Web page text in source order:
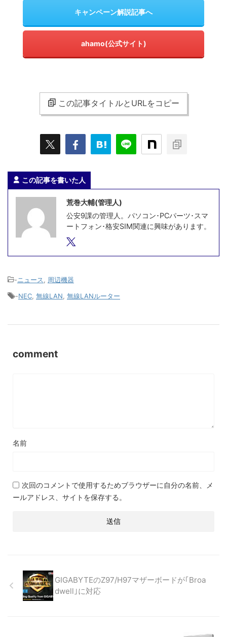
キャンペーン解説記事へ
ahamo(公式サイト)
この記事タイトルとURLをコピー
この記事を書いた人
荒巻大輔(管理人)
公安9課の管理人。パソコン･PCパーツ･スマ
ートフォン･格安SIM関連に興味があります。
-ニュース
周辺機器
-NEC 無線LAN 無線LANルーター
comment
名前
次回のコメントで使用するためブラウザーに自分の名前、メ
ールアドレス、サイトを保存する。
GIGABYTEのZ97/H97マザーボードが｢Broa
dwell｣に対応